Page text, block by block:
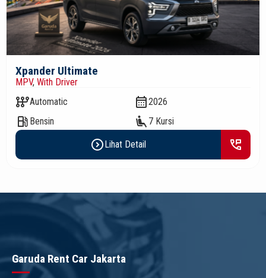
Xpander Ultimate
MPV, With Driver
auto_transmissionAutomatic calendar_month2026
local_gas_station Bensin airline_seat_recline_extra 7 Kursi
expand_circle_rightLihat Detail perm_phone_msg
Garuda Rent Car Jakarta